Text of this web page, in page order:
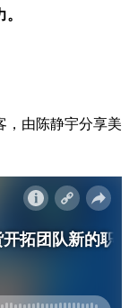
，由陈静宇分享美